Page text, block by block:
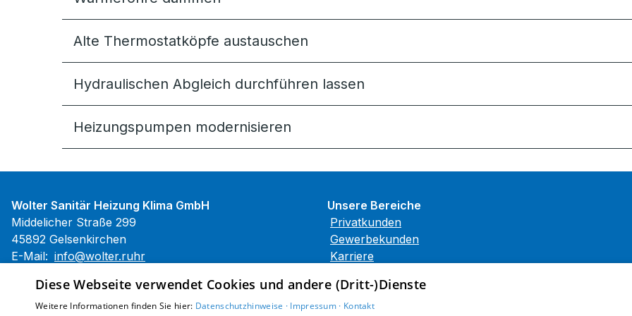
Alte Thermostatköpfe austauschen
Hydraulischen Abgleich durchführen lassen
Heizungspumpen modernisieren
Wolter Sanitär Heizung Klima GmbH
Middelicher Straße 299
45892 Gelsenkirchen
E-Mail: info@wolter.ruhr
Impressum
Unsere Bereiche
Privatkunden
Gewerbekunden
Karriere
Kontakt
Diese Webseite verwendet Cookies und andere (Dritt-)Dienste
Weitere Informationen finden Sie hier: Datenschutzhinweise · Impressum · Kontakt